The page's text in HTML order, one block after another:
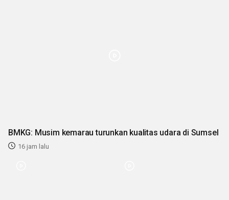
BMKG: Musim kemarau turunkan kualitas udara di Sumsel
16 jam lalu